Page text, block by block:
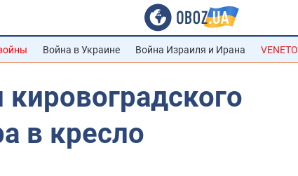
Война в Украине Война Израиля и Ирана VENETO
кировоградского
в кресло